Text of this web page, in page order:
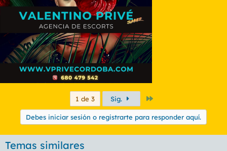
1 de 3 Sig.
Debes iniciar sesión o registrarte para responder aquí.
Temas similares